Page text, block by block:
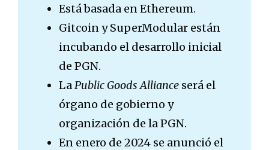
Está basada en Ethereum.
Gitcoin y SuperModular están
incubando el desarrollo inicial
de PGN.
LaPublic Goods Alliance será el
órgano de gobierno y
organización de la PGN.
En enero de 2024 se anunció el